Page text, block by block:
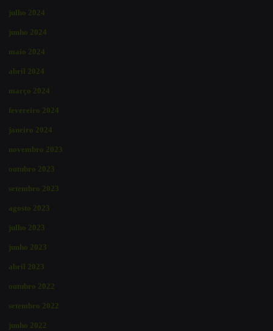
julho 2024
junho 2024
maio 2024
abril 2024
março 2024
fevereiro 2024
janeiro 2024
novembro 2023
outubro 2023
setembro 2023
agosto 2023
julho 2023
junho 2023
abril 2023
outubro 2022
setembro 2022
junho 2022